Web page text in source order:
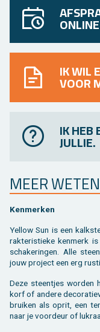
IK WIL
VOOR
IK HEB
JULLIE.
MEER
Ken­mer­ken
Yel­low Sun is een
rak­te­ris­tie­ke ken­merk
scha­ke­rin­gen. Alle
jouw pro­ject een erg
Deze steen­tjes wor­den
korf of an­de­re
brui­ken als oprit, een
naar je voor­deur of